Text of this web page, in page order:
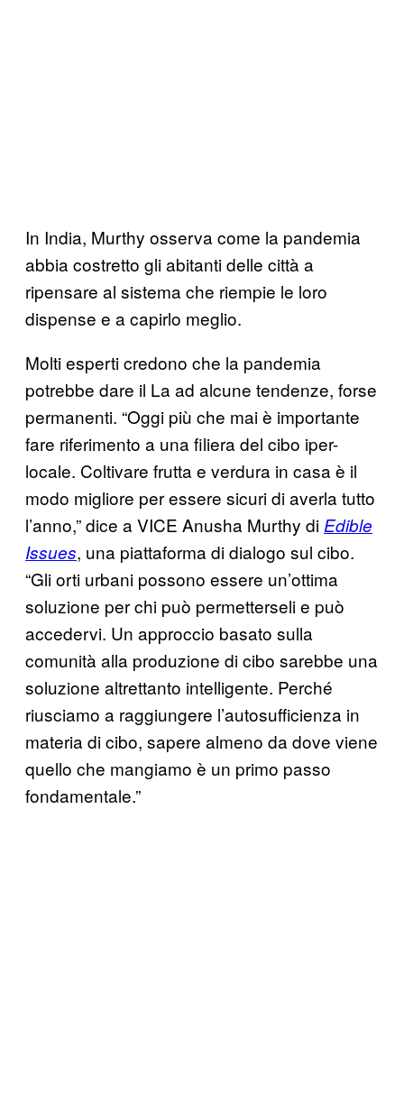
In India, Murthy osserva come la pandemia
abbia costretto gli abitanti delle città a
ripensare al sistema che riempie le loro
dispense e a capirlo meglio.
Molti esperti credono che la pandemia
potrebbe dare il La ad alcune tendenze, forse
permanenti. “Oggi più che mai è importante
fare riferimento a una filiera del cibo iper-
locale. Coltivare frutta e verdura in casa è il
modo migliore per essere sicuri di averla tutto
l’anno,” dice a VICE Anusha Murthy di Edible
Issues, una piattaforma di dialogo sul cibo.
“Gli orti urbani possono essere un’ottima
soluzione per chi può permetterseli e può
accedervi. Un approccio basato sulla
comunità alla produzione di cibo sarebbe una
soluzione altrettanto intelligente. Perché
riusciamo a raggiungere l’autosufficienza in
materia di cibo, sapere almeno da dove viene
quello che mangiamo è un primo passo
fondamentale.”